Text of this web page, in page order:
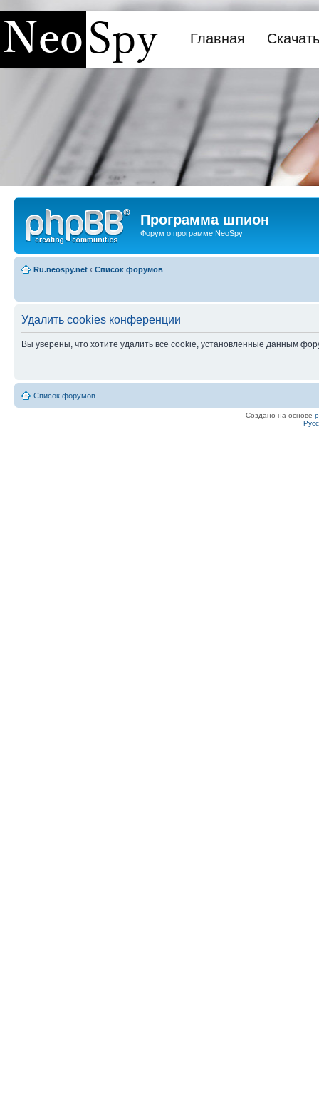
Программа шпион NeoSpy
Главная Скачать
Программа шпион
Форум о программе NeoSpy
Ru.neospy.net ‹ Список форумов
Удалить cookies конференции
Вы уверены, что хотите удалить все cookie, установленные данным
Список форумов
Создано на основе